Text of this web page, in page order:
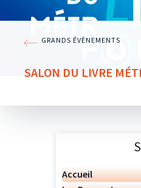
GRANDS ÉVÈNEMENTS
SALON DU LIVRE
Accueil